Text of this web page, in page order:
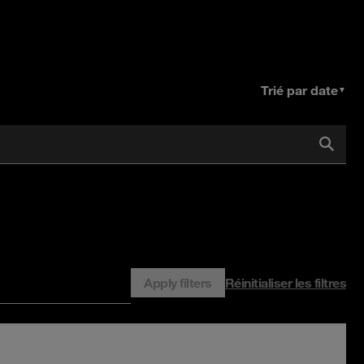
Trié par date▼
Apply filters Réinitialiser les filtres